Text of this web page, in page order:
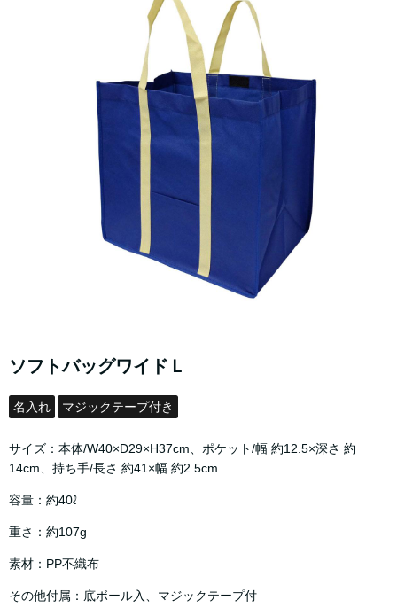
ソフトバッグワイドＬ
名入れ マジックテープ付き
サイズ：本体/W40×D29×H37cm、ポケット/幅 約12.5×深さ 約
14cm、持ち手/長さ 約41×幅 約2.5cm
容量：約40ℓ
重さ：約107g
素材：PP不織布
その他付属：底ボール入、マジックテープ付